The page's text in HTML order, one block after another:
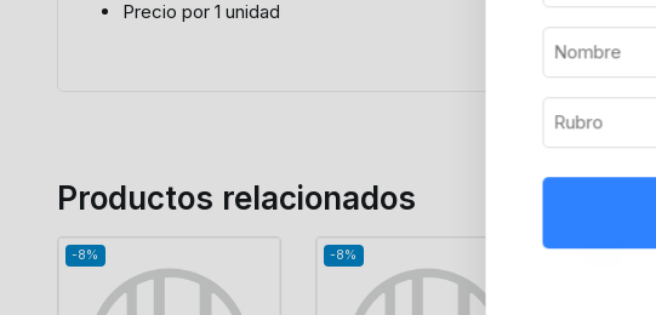
Precio por 1 unidad
Productos relacionados
-8% -8% -8%